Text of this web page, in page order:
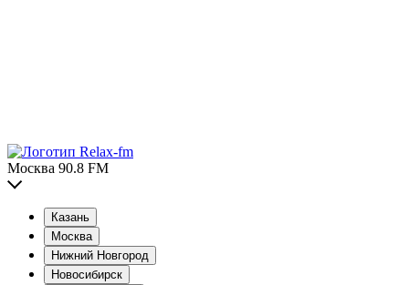
Москва 90.8 FM
Казань
Москва
Нижний Новгород
Новосибирск